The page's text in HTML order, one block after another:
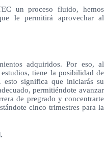
un proceso fluido, hemos
le permitirá aprovechar al
adquiridos. Por eso, al
tiene la posibilidad de
esto significa que iniciarás su
permitiéndote avanzar
de pregrado y concentrarte
cinco trimestres para la